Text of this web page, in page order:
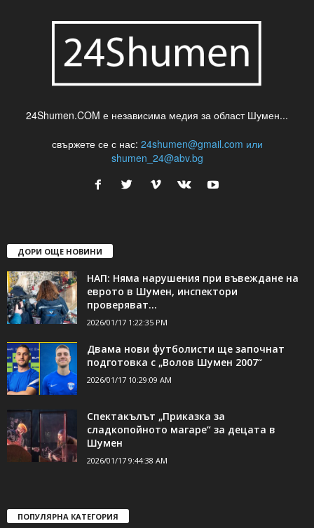
24Shumen.COM е независима медия за област Шумен...
свържете се с нас: 24shumen@gmail.com или
shumen_24@abv.bg
ДОРИ ОЩЕ НОВИНИ
НАП: Няма нарушения при въвеждане на
еврото в Шумен, инспектори
проверяват...
2026/01/17 1:22:35 PM
Двама нови футболисти ще започнат
подготовка с „Волов Шумен 2007“
2026/01/17 10:29:09 AM
Спектакълът „Приказка за
сладкопойното магаре“ за децата в
Шумен
2026/01/17 9:44:38 AM
ПОПУЛЯРНА КАТЕГОРИЯ